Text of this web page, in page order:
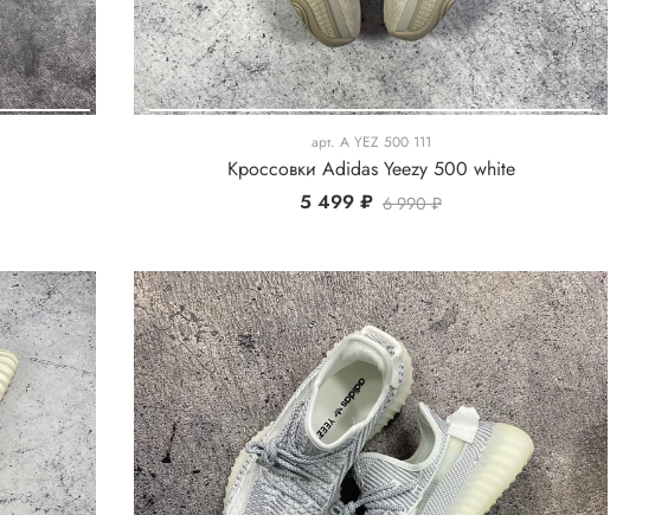
арт. A YEZ 500 111
Кроссовки Adidas Yeezy 500 white
5 499 ₽ 6 990 ₽